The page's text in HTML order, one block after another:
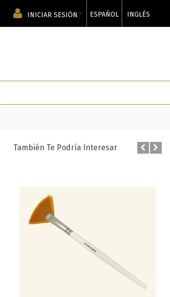
INICIAR SESIÓN ESPAÑOL INGLÉS
También Te Podría Interesar